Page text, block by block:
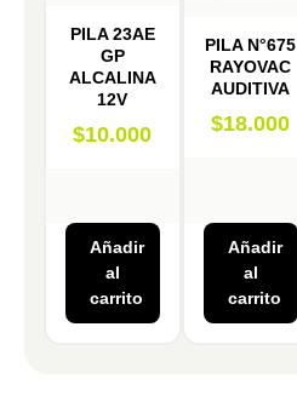
PILA 23AE
GP
ALCALINA
12V
$10.000
Añadir
al
carrito
PILA N°675
RAYOVAC
AUDITIVA
$18.000
Añadir
al
carrito